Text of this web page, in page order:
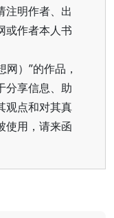
注明作者、出
或作者本人书
网）”的作品，
分享信息、助
观点和对其真
使用，请来函